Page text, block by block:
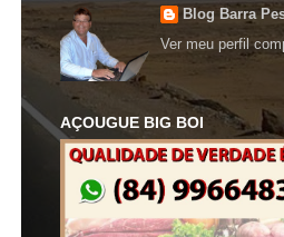
Blog Barra
Ver meu perfil
AÇOUGUE BIG BOI